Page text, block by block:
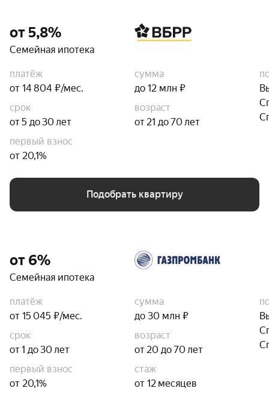
от 5,8%
Семейная ипотека
платёж
от 14 804 ₽/мес.
сумма
до 12 млн ₽
срок
от 5 до 30 лет
возраст
от 21 до 70 лет
первый взнос
от 20,1%
Подобрать квартиру
от 6%
Семейная ипотека
платёж
от 15 045 ₽/мес.
сумма
до 30 млн ₽
срок
от 1 до 30 лет
возраст
от 20 до 70 лет
первый взнос
от 20,1%
стаж
от 12 месяцев